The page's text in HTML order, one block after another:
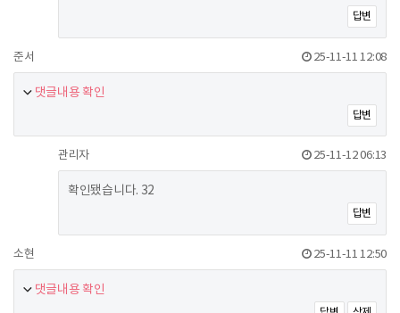
답변
준서 25-11-11 12:08
댓글내용 확인
답변
관리자 25-11-12 06:13
확인됐습니다. 32
답변
소현 25-11-11 12:50
댓글내용 확인